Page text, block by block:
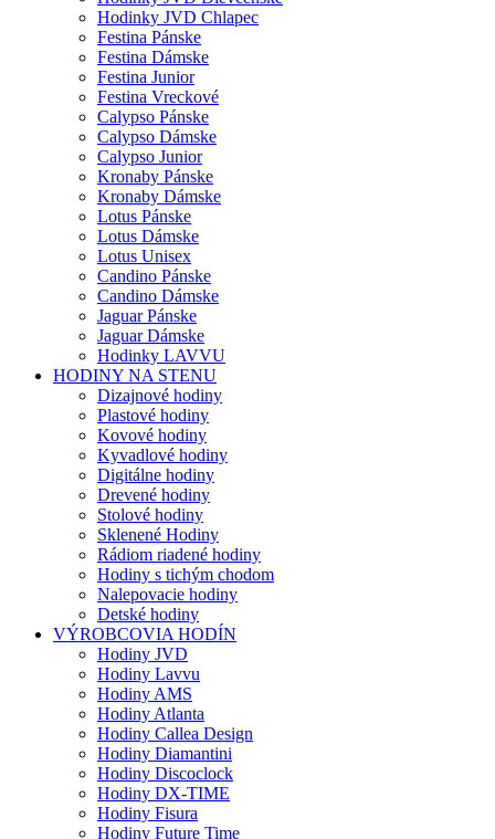
Hodinky JVD Chlapec
Festina Pánske
Festina Dámske
Festina Junior
Festina Vreckové
Calypso Pánske
Calypso Dámske
Calypso Junior
Kronaby Pánske
Kronaby Dámske
Lotus Pánske
Lotus Dámske
Lotus Unisex
Candino Pánske
Candino Dámske
Jaguar Pánske
Jaguar Dámske
Hodinky LAVVU
HODINY NA STENU
Dizajnové hodiny
Plastové hodiny
Kovové hodiny
Kyvadlové hodiny
Digitálne hodiny
Drevené hodiny
Stolové hodiny
Sklenené Hodiny
Rádiom riadené hodiny
Hodiny s tichým chodom
Nalepovacie hodiny
Detské hodiny
VÝROBCOVIA HODÍN
Hodiny JVD
Hodiny Lavvu
Hodiny AMS
Hodiny Atlanta
Hodiny Callea Design
Hodiny Diamantini
Hodiny Discoclock
Hodiny DX-TIME
Hodiny Fisura
Hodiny Future Time